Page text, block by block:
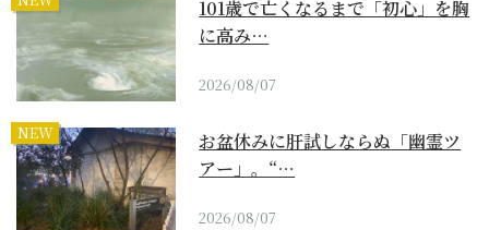
101歳で亡くなるまで「初心」を胸
に高み…
2026/08/07
NEW
お盆休みに肝試しならぬ「幽霊ツ
アー」。“…
2026/08/07